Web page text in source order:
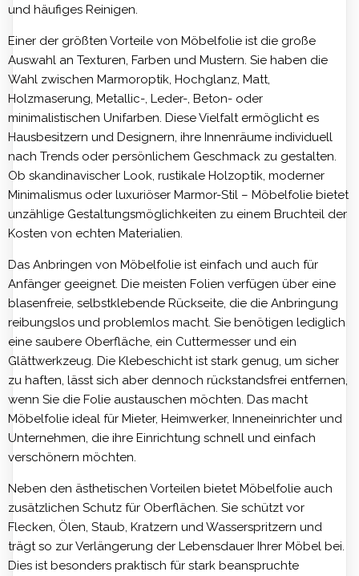
und häufiges Reinigen.
Einer der größten Vorteile von Möbelfolie ist die große
Auswahl an Texturen, Farben und Mustern. Sie haben die
Wahl zwischen Marmoroptik, Hochglanz, Matt,
Holzmaserung, Metallic-, Leder-, Beton- oder
minimalistischen Unifarben. Diese Vielfalt ermöglicht es
Hausbesitzern und Designern, ihre Innenräume individuell
nach Trends oder persönlichem Geschmack zu gestalten.
Ob skandinavischer Look, rustikale Holzoptik, moderner
Minimalismus oder luxuriöser Marmor-Stil – Möbelfolie bietet
unzählige Gestaltungsmöglichkeiten zu einem Bruchteil der
Kosten von echten Materialien.
Das Anbringen von Möbelfolie ist einfach und auch für
Anfänger geeignet. Die meisten Folien verfügen über eine
blasenfreie, selbstklebende Rückseite, die die Anbringung
reibungslos und problemlos macht. Sie benötigen lediglich
eine saubere Oberfläche, ein Cuttermesser und ein
Glättwerkzeug. Die Klebeschicht ist stark genug, um sicher
zu haften, lässt sich aber dennoch rückstandsfrei entfernen,
wenn Sie die Folie austauschen möchten. Das macht
Möbelfolie ideal für Mieter, Heimwerker, Inneneinrichter und
Unternehmen, die ihre Einrichtung schnell und einfach
verschönern möchten.
Neben den ästhetischen Vorteilen bietet Möbelfolie auch
zusätzlichen Schutz für Oberflächen. Sie schützt vor
Flecken, Ölen, Staub, Kratzern und Wasserspritzern und
trägt so zur Verlängerung der Lebensdauer Ihrer Möbel bei.
Dies ist besonders praktisch für stark beanspruchte